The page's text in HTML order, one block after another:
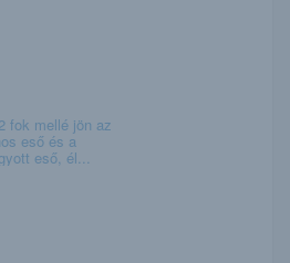
fok mellé jön az
eső és a
eső, él...